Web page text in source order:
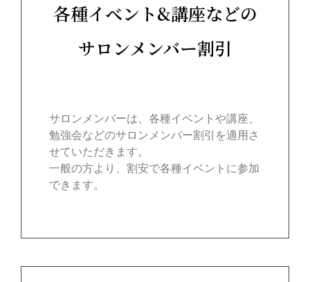
各種イベント&講座などの
サロンメンバー割引
サロンメンバーは、各種イベントや講座、
勉強会などのサロンメンバー割引を適用さ
せていただきます。
一般の方より、割安で各種イベントに参加
できます。